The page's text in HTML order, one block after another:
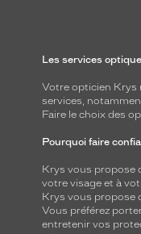
Les services
Votre opticien Krys
services,
Faire le choix des
Pourquoi faire
Krys vous propose
votre visage et à
Krys vous propose
Vous préférez
entretenir vos